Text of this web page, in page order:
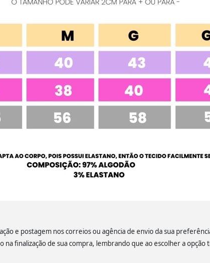
e postagem nos correios ou agência de envio da sua
na finalização de sua compra, lembrando que ao escolher a